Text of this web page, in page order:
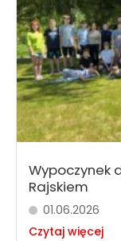
Wypoczynek
Rajskiem
01.06.2026
Czytaj więcej